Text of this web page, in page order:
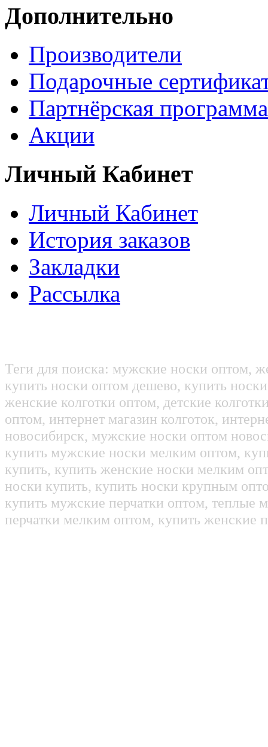
Дополнительно
Производители
Подарочные
Партнёрская программа
Акции
Личный Кабинет
Личный Кабинет
История заказов
Закладки
Рассылка
Теги для поиска: мужские носки оптом,
купить носки оптом дешево, купить
женские колготки оптом, детские
оптом, интернет магазин колготок,
новосибирск, мужские носки оптом
купить мужские носки мелким оптом,
купить, купить женские носки мелким
носки купить, купить носки крупным
купить мужские перчатки оптом, теплые
перчатки мелким оптом, купить женские